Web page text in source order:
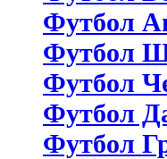
Футбол
Футбол
Футбол
Футбол
Футбол